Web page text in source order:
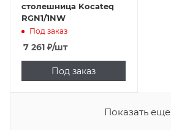
столешница Kocateq
RGN1/1NW
Под заказ
7 261 ₽/шт
Под заказ
Показать еще